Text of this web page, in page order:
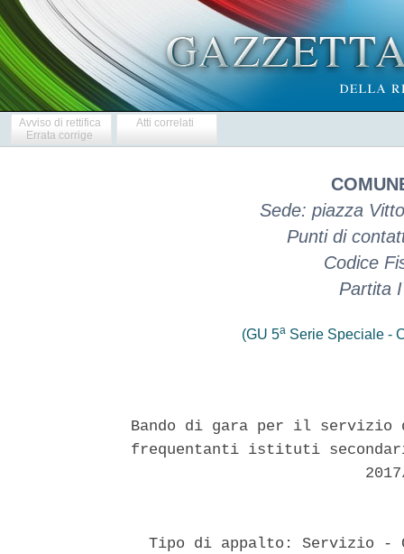
Avviso di rettifica
Errata corrige
Atti correlati
Sede: piazza
Punti di
Codice
Partita
(GU 5aSerie Speciale -
Bando di gara per il
frequentanti istituti
Tipo di appalto: Servizio